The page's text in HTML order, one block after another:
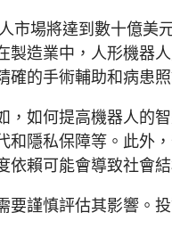
市場將達到數十億美
造業中，人形機器
的手術輔助和病患照
如何提高機器人的
隱私保障等。此外
賴可能會導致社會
謹慎評估其影響。